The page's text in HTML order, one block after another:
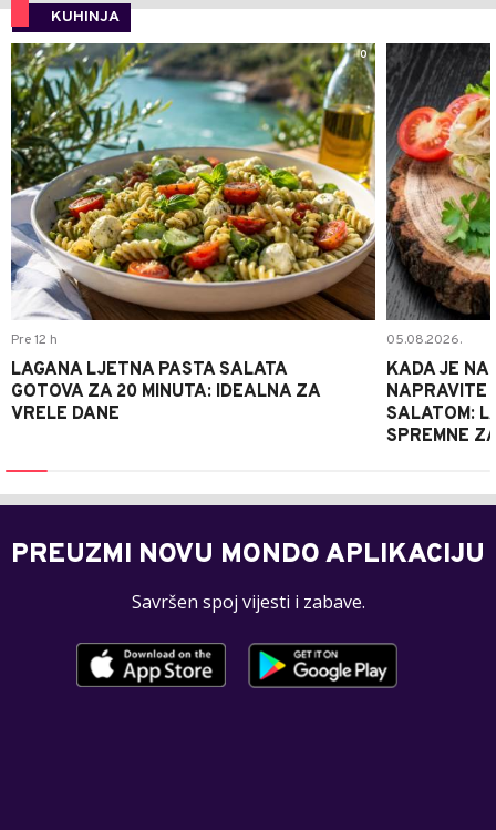
KUHINJA
0
Pre 12 h
LAGANA LJETNA PASTA SALATA
GOTOVA ZA 20 MINUTA: IDEALNA ZA
VRELE DANE
05.08.2026.
KADA JE
NAPRAVITE
SALATOM:
SPREMNE
PREUZMI NOVU MONDO APLIKACIJU
Savršen spoj vijesti i zabave.